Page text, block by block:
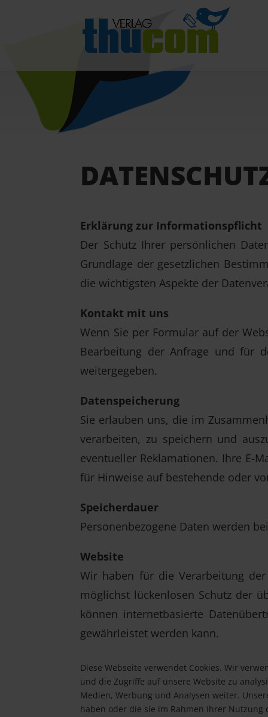
Erklärung zur Informationspflicht
Der Schutz Ihrer persönlichen
Grundlage der gesetzlichen
die wichtigsten Aspekte der
Kontakt mit uns
Wenn Sie per Formular auf der
Bearbeitung der Anfrage und für
weitergegeben.
Datenspeicherung
Sie erlauben uns, die im
verarbeiten, zu speichern und
eventueller Reklamationen. Ihre E-
für Hinweise auf bestehende oder
Speicherdauer
Personenbezogene Daten werden
Website
Wir haben für die Verarbeitung
möglichst lückenlosen Schutz der
können internetbasierte
gewährleistet werden kann.
Diese Webseite verwendet Cookies. Wir
und die Zugriffe auf unsere Website zu
Medien, Werbung und Analysen weiter.
haben oder die sie im Rahmen Ihrer Nutzung